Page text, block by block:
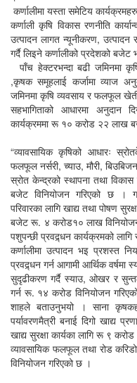
कर्णालीमा यस्ता समेटिय कार्यक्रमहरु
कर्णाली कृषि विकास रणनीति
उत्पादन लागत न्यूनीकरण, उत्पादन
गर्दै लिइने कर्णालीको प्रदेशको बजेट
पाँच हेक्टरभन्दा बढी जमिनमा
,कृषक समूहलाई कर्जामा व्याज
जमिनमा कृषि व्यवसाय र फलफूल
सहभागिताको आधारमा अनुदान
कार्यक्रममा रू १० करोड २२ लाख
“व्यावसायिक कृषिको आधारः
फलफूल नर्सरी, च्याउ, मौरी,
स्रोत केन्द्रको स्थापना तथा
बजेट विनियोजन गरिएको छ ।
परिवारका लागि खाद्य तथा पोषण
बजेट रू. ४ करोड१० लाख
पशुपन्छी प्रवद्र्धन कार्यक्रमको
कर्णालीमा उत्पादन भइ प्रशस्त
प्रवद्र्धन गर्न आगामी आर्थिक वर्षमा
सुदृढीकरण गर्दै स्याउ, ओखर र
गर्न रू. १४ करोड विनियोजन
शाहले बताउनुभयो । साना
पर्यावरणमैत्री बनाई दिगो खाद्य
खाद्य सुरक्षा कार्यका लागि रू ९
व्यावसायिक फलफूल तथा रोड
विनियोजन गरिएको छ ।